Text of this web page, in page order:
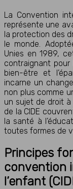
La Convention
représente une
la protection des
le monde.
Unies en 1989,
contraignant
bien-être et
incarne un
non plus comme
un sujet de droit
de la CIDE
la santé à
toutes formes de
Principes
convention
l’enfant